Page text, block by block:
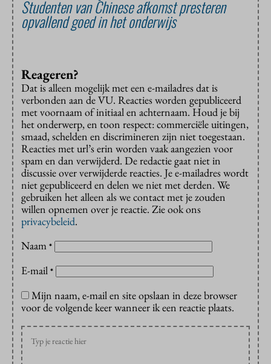
Studenten van Chinese afkomst presteren
opvallend goed in het onderwijs
Reageren?
Dat is alleen mogelijk met een e-mailadres dat is
verbonden aan de VU. Reacties worden gepubliceerd
met voornaam of initiaal en achternaam. Houd je bij
het onderwerp, en toon respect: commerciële uitingen,
smaad, schelden en discrimineren zijn niet toegestaan.
Reacties met url’s erin worden vaak aangezien voor
spam en dan verwijderd. De redactie gaat niet in
discussie over verwijderde reacties. Je e-mailadres wordt
niet gepubliceerd en delen we niet met derden. We
gebruiken het alleen als we contact met je zouden
willen opnemen over je reactie. Zie ook ons
privacybeleid.
Naam *
E-mail *
Mijn naam, e-mail en site opslaan in deze browser
voor de volgende keer wanneer ik een reactie plaats.